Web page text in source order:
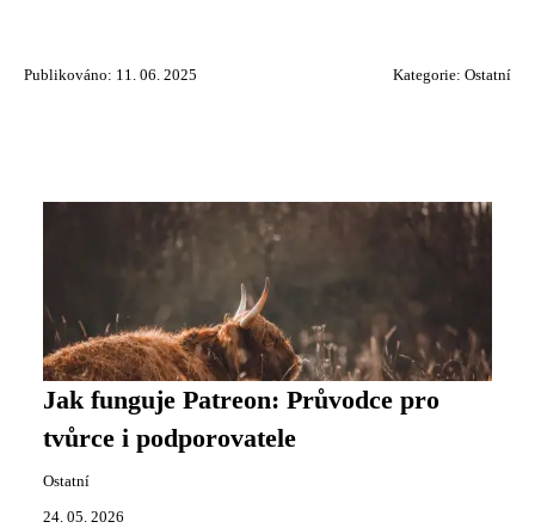
Publikováno: 11. 06. 2025 Kategorie: Ostatní
Jak funguje Patreon: Průvodce pro
tvůrce i podporovatele
Ostatní
24. 05. 2026